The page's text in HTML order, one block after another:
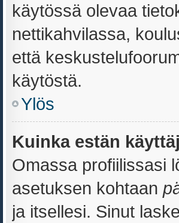
käytössä olevaa
nettikahvilassa,
että
käytöstä.
Ylös
Kuinka estän
Omassa profiilissasi
asetuksen kohtaan
ja itsellesi. Sinut